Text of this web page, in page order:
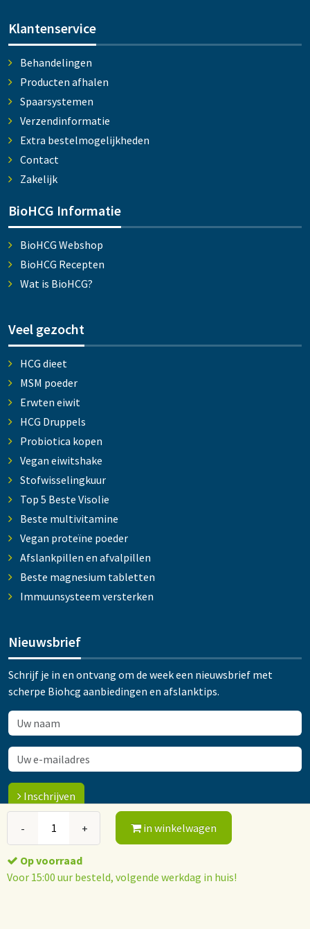
- + in winkelwagen
Op voorraad
Voor 15:00 uur besteld, volgende werkdag in huis!
Klantenservice
Behandelingen
Producten afhalen
Spaarsystemen
Verzendinformatie
Extra bestelmogelijkheden
Contact
Zakelijk
BioHCG Informatie
BioHCG Webshop
BioHCG Recepten
Wat is BioHCG?
Veel gezocht
HCG dieet
MSM poeder
Erwten eiwit
HCG Druppels
Probiotica kopen
Vegan eiwitshake
Stofwisselingkuur
Top 5 Beste Visolie
Beste multivitamine
Vegan proteïne poeder
Afslankpillen en afvalpillen
Beste magnesium tabletten
Immuunsysteem versterken
Nieuwsbrief
Schrijf je in en ontvang om de week een nieuwsbrief met
scherpe Biohcg aanbiedingen en afslanktips.
Inschrijven
© 2015-2026 Orthokliniek Ootmarsum
Algemene voorwaarden
Privacy policy